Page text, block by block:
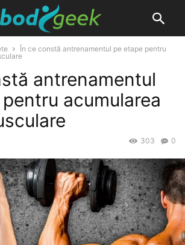
În ce constă antrenamentul pe etape pentru
antrenamentul
acumularea
0
303